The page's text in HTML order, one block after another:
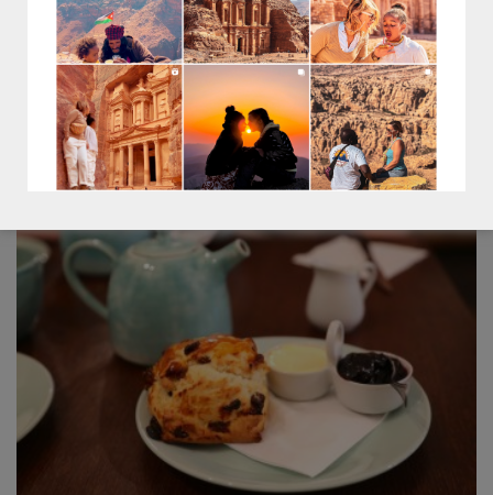
LE SALON DE THÉ ANGELINA – PARIS / LA BELLE EPOQUE